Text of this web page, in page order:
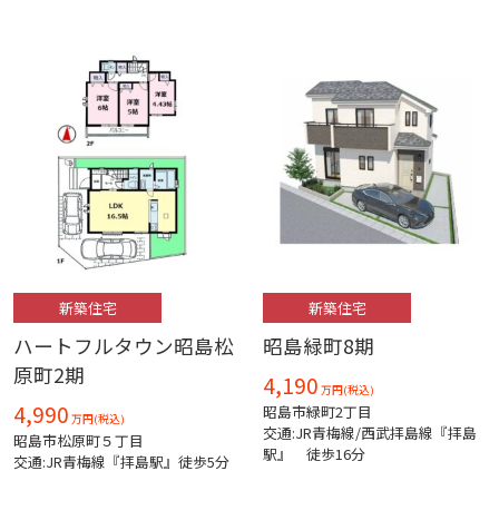
新築住宅
ハートフルタウン昭島松
原町2期
4,990 万円(税込)
昭島市松原町５丁目
交通:JR青梅線『拝島駅』徒歩5分
新築住宅
昭島緑町8期
4,190 万円(税込)
昭島市緑町2丁目
交通:JR青梅線/西武拝島線『拝島
駅』 徒歩16分